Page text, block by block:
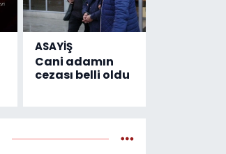
ASAYİŞ
Cani adamın
cezası belli oldu